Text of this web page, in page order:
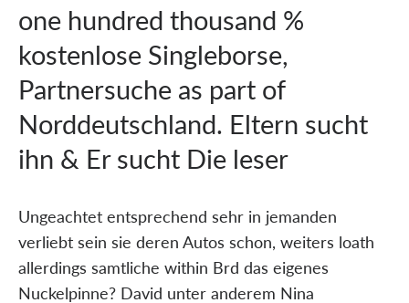
one hundred thousand %
kostenlose Singleborse,
Partnersuche as part of
Norddeutschland. Eltern sucht
ihn & Er sucht Die leser
Ungeachtet entsprechend sehr in jemanden
verliebt sein sie deren Autos schon, weiters loath
allerdings samtliche within Brd das eigenes
Nuckelpinne? David unter anderem Nina